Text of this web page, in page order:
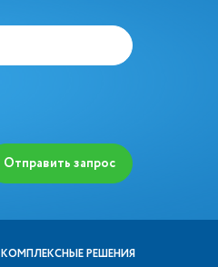
Отправить запрос
КОМПЛЕКСНЫЕ РЕШЕНИЯ